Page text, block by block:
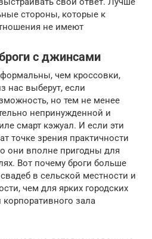
стороны, которые к
не имеют
с джинсами
чем кроссовки,
нас выберут, если
но тем не менее
непринужденной и
смарт кэжуал. И если эти
точке зрения практичности
они вполне пригодны для
Вот почему броги больше
в сельской местности и
чем для ярких городских
зала